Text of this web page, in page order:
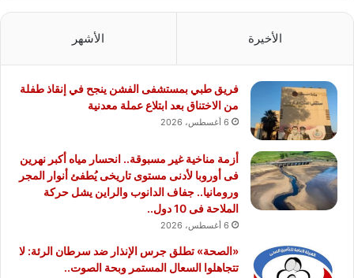
الأخيرة الأشهر
فريق طبي بمستشفى الفشن ينجح في إنقاذ طفلة
من الاختناق بعد ابتلاع عملة معدنية
6 أغسطس، 2026
أزمة مناخية غير مسبوقة.. انحسار مياه أكبر نهرين
فى أوروبا لأدنى مستوى تاريخى يُطفئ أنوار المجر
ورومانيا.. جفاف الدانوب والراين يشل حركة
الملاحة فى 10 دول..
6 أغسطس، 2026
«الصحة» تطلق جرس الإنذار ضد سرطان الرئة: لا
تتجاهلوا السعال المستمر وبحة الصوت..